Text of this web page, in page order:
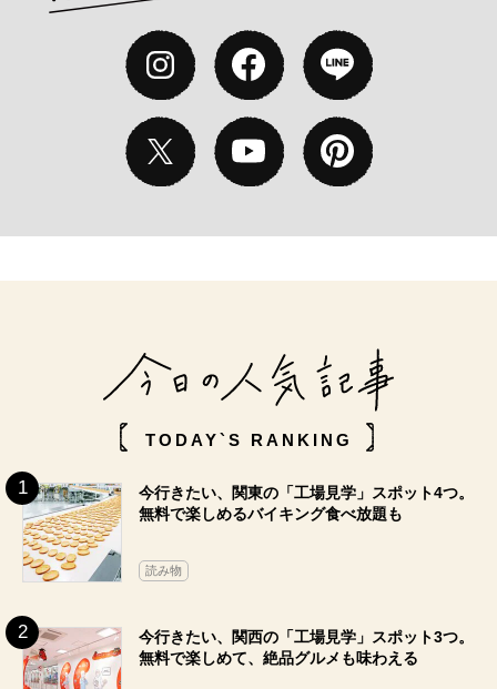
TODAY`S RANKING
今行きたい、関東の「工場見学」スポット4つ。
無料で楽しめるバイキング食べ放題も
読み物
今行きたい、関西の「工場見学」スポット3つ。
無料で楽しめて、絶品グルメも味わえる